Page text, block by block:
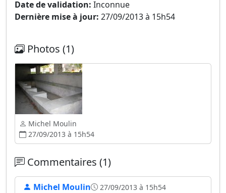
Date de validation: Inconnue
Dernière mise à jour: 27/09/2013 à 15h54
Photos (1)
Michel Moulin
27/09/2013 à 15h54
Commentaires (1)
Michel Moulin 27/09/2013 à 15h54